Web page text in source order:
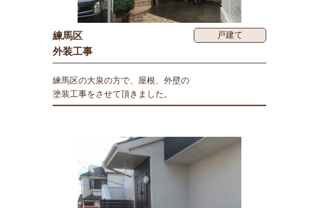
戸建て
練馬区
外装工事
練馬区の大泉の方で、屋根、外壁の
塗装工事をさせて頂きました。